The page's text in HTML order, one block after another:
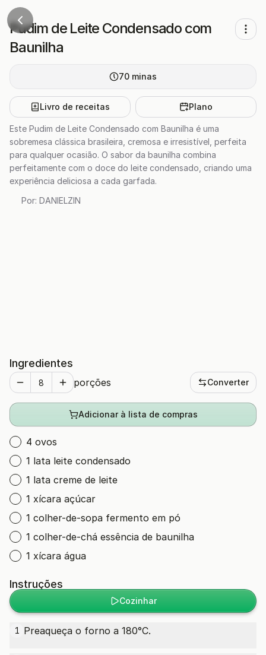
Pudim de Leite Condensado com
Baunilha
70 minas
Livro de receitas Plano
Este Pudim de Leite Condensado com Baunilha é uma
sobremesa clássica brasileira, cremosa e irresistível, perfeita
para qualquer ocasião. O sabor da baunilha combina
perfeitamente com o doce do leite condensado, criando uma
experiência deliciosa a cada garfada.
Por: DANIELZIN
Ingredientes
porções Converter
Adicionar à lista de compras
4 ovos
1 lata leite condensado
1 lata creme de leite
1 xícara açúcar
1 colher-de-sopa fermento em pó
1 colher-de-chá essência de baunilha
1 xícara água
Instruções
Cozinhar
1 Preaqueça o forno a 180°C.